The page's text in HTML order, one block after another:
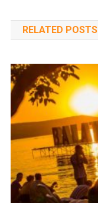
RELATED POSTS